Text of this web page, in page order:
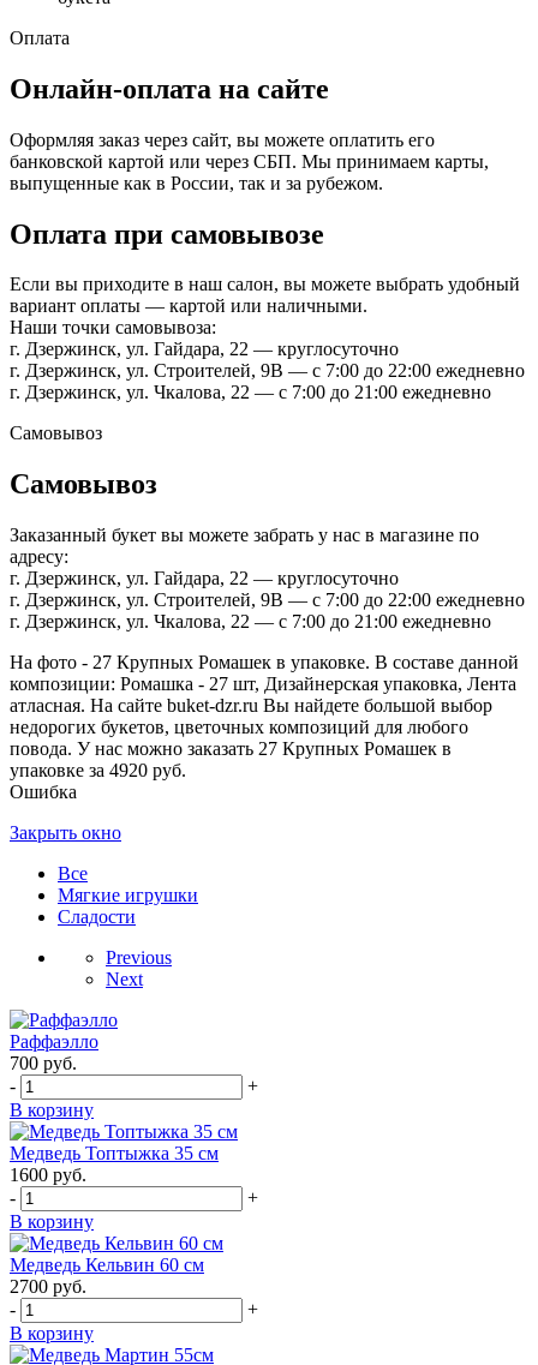
Оплата
Онлайн-оплата на сайте
Оформляя заказ через сайт, вы можете оплатить его
банковской картой или через СБП. Мы принимаем карты,
выпущенные как в России, так и за рубежом.
Оплата при самовывозе
Если вы приходите в наш салон, вы можете выбрать удобный
вариант оплаты — картой или наличными.
Наши точки самовывоза:
г. Дзержинск, ул. Гайдара, 22 — круглосуточно
г. Дзержинск, ул. Строителей, 9В — с 7:00 до 22:00 ежедневно
г. Дзержинск, ул. Чкалова, 22 — с 7:00 до 21:00 ежедневно
Самовывоз
Самовывоз
Заказанный букет вы можете забрать у нас в магазине по
адресу:
г. Дзержинск, ул. Гайдара, 22 — круглосуточно
г. Дзержинск, ул. Строителей, 9В — с 7:00 до 22:00 ежедневно
г. Дзержинск, ул. Чкалова, 22 — с 7:00 до 21:00 ежедневно
На фото - 27 Крупных Ромашек в упаковке. В составе данной
композиции: Ромашка - 27 шт, Дизайнерская упаковка, Лента
атласная. На сайте buket-dzr.ru Вы найдете большой выбор
недорогих букетов, цветочных композиций для любого
повода. У нас можно заказать 27 Крупных Ромашек в
упаковке за 4920 руб.
Ошибка
Закрыть окно
Все
Мягкие игрушки
Сладости
Previous
Next
Раффаэлло
700 руб.
-
+
В корзину
Медведь Топтыжка 35 см
1600 руб.
-
+
В корзину
Медведь Кельвин 60 см
2700 руб.
-
+
В корзину